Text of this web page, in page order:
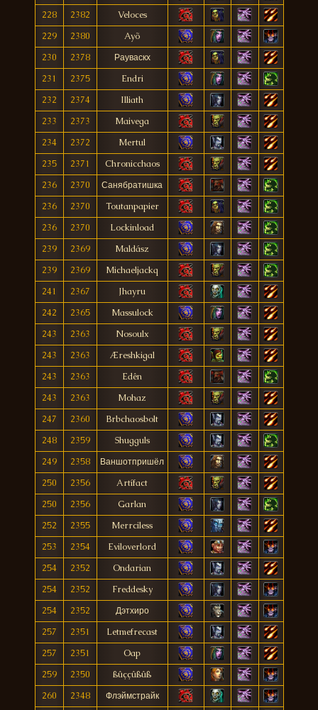
228
2382
Veloces
229
2380
Ayõ
230
2378
Рауваскх
231
2375
Endri
232
2374
Illiath
233
2373
Maivega
234
2372
Mertul
235
2371
Chronicchaos
236
2370
Санябратишка
236
2370
Toutanpapier
236
2370
Lockinload
239
2369
Maldász
239
2369
Michaeljackq
241
2367
Jhayru
242
2365
Massulock
243
2363
Nosoulx
243
2363
Æreshkigal
243
2363
Edên
243
2363
Mohaz
247
2360
Brbchaosbolt
248
2359
Shugguls
249
2358
Ваншотпришёл
250
2356
Artífact
250
2356
Garlan
252
2355
Merrciless
253
2354
Eviloverlord
254
2352
Ondarian
254
2352
Freddesky
254
2352
Дэтхиро
257
2351
Letmefrecast
257
2351
Oap
259
2350
ßûççûßûß
260
2348
Флэймстрайк